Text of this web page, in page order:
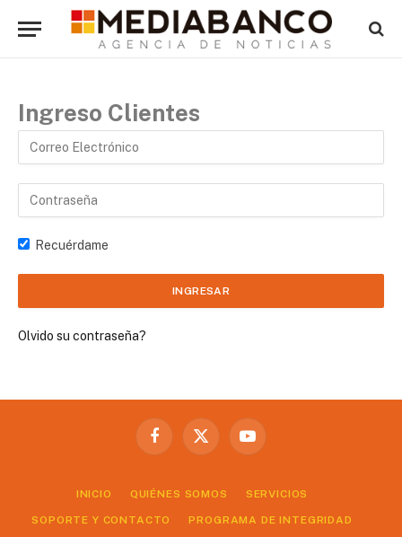
Ingreso Clientes
Recuérdame
Olvido su contraseña?
Facebook
X
YouTube
INICIO QUIÉNES SOMOS SERVICIOS
SOPORTE Y CONTACTO PROGRAMA DE INTEGRIDAD